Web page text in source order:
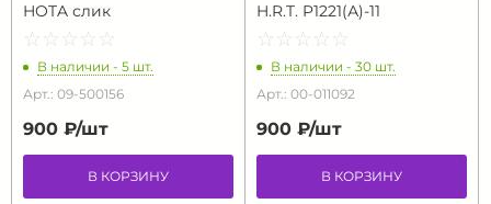
HOTA слик
☆ ☆ ☆ ☆ ☆
★ ★ ★ ★ ★
В наличии - 5 шт.
Арт.: 09-500156
900 ₽/шт
В КОРЗИНУ
H.R.T. P1221(А)-11
☆ ☆ ☆ ☆ ☆
★ ★ ★ ★ ★
В наличии - 30 шт.
Арт.: 00-011092
900 ₽/шт
В КОРЗИНУ